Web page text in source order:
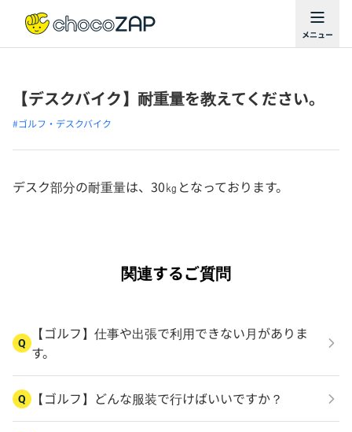
【デスクバイク】耐重量を教えてください。
#ゴルフ・デスクバイク
デスク部分の耐重量は、30㎏となっております。
関連するご質問
Q
【ゴルフ】仕事や出張で利用できない月がありま
す。
Q 【ゴルフ】どんな服装で行けばいいですか？